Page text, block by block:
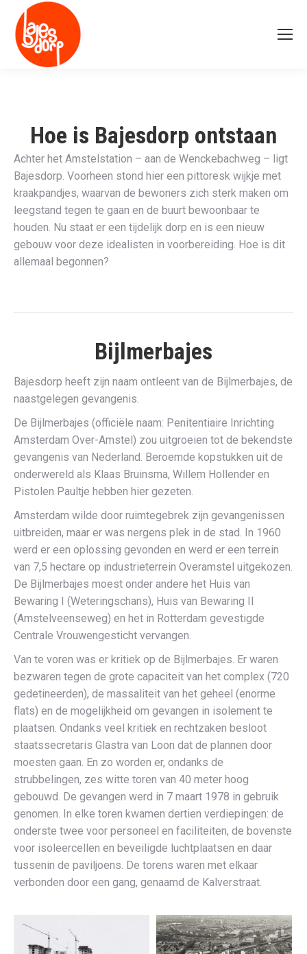
Hoe is Bajesdorp ontstaan
Achter het Amstelstation – aan de Wenckebachweg – ligt
Bajesdorp. Voorheen stond hier een pittoresk wijkje met
kraakpandjes, waarvan de bewoners zich sterk maken om
leegstand tegen te gaan en de buurt bewoonbaar te
houden. Nu staat er een tijdelijk dorp en is een nieuw
gebouw voor deze idealisten in voorbereiding. Hoe is dit
allemaal begonnen?
Bijlmerbajes
Bajesdorp heeft zijn naam ontleent van de Bijlmerbajes, de
naastgelegen gevangenis.
De Bijlmerbajes (officiële naam: Penitentiaire Inrichting
Amsterdam Over-Amstel) zou uitgroeien tot de bekendste
gevangenis van Nederland. Beroemde kopstukken uit de
onderwereld als Klaas Bruinsma, Willem Hollender en
Pistolen Paultje hebben hier gezeten.
Amsterdam wilde door ruimtegebrek zijn gevangenissen
uitbreiden, maar er was nergens plek in de stad. In 1960
werd er een oplossing gevonden en werd er een terrein
van 7,5 hectare op industrieterrein Overamstel uitgekozen.
De Bijlmerbajes moest onder andere het Huis van
Bewaring I (Weteringschans), Huis van Bewaring II
(Amstelveenseweg) en het in Rotterdam gevestigde
Centrale Vrouwengesticht vervangen.
Van te voren was er kritiek op de Bijlmerbajes. Er waren
bezwaren tegen de grote capaciteit van het complex (720
gedetineerden), de massaliteit van het geheel (enorme
flats) en de mogelijkheid om gevangen in isolement te
plaatsen. Ondanks veel kritiek en rechtzaken besloot
staatssecretaris Glastra van Loon dat de plannen door
moesten gaan. En zo worden er, ondanks de
strubbelingen, zes witte toren van 40 meter hoog
gebouwd. De gevangen werd in 7 maart 1978 in gebruik
genomen. In elke toren kwamen dertien verdiepingen: de
onderste twee voor personeel en faciliteiten, de bovenste
voor isoleercellen en beveiligde luchtplaatsen en daar
tussenin de paviljoens. De torens waren met elkaar
verbonden door een gang, genaamd de Kalverstraat.